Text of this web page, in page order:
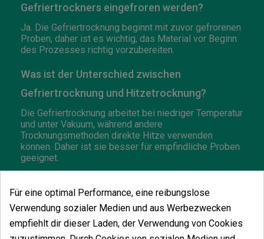
Gefriertrockners eingefroren werden?
Ja. Die Gefriertrocknung beginnt mit zuvor gefrorenen
Proben, daher ist es wichtig, das Material vor Beginn
des Prozesses richtig vorzubereiten.
Was ist der Unterschied zwischen
Gefriertrocknung und Hitzetrocknung?
Die Gefriertrocknung arbeitet bei niedriger Temperatur
und unter Vakuum, während andere
Trocknungsmethoden direkte Hitze verwenden
können. Daher ist sie besser für empfindliche Proben
geeignet.
Behältern verwendet werden?
Ja, es kann mit Proben in Kolben oder Vials arbeiten,
je nach Probentyp und Arbeitsformat des Labors.
Für eine optimal Performance, eine reibungslose
Verwendung sozialer Medien und aus Werbezwecken
empfiehlt dir dieser Laden, der Verwendung von Cookies